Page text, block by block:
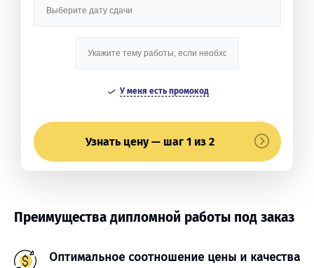
У меня есть промокод
Узнать цену — шаг 1 из 2
Преимущества дипломной работы под заказ
Оптимальное соотношение цены и качества